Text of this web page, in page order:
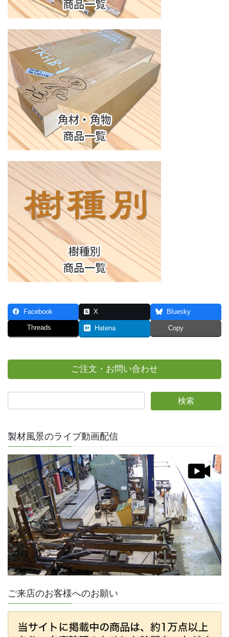
Facebook X Bluesky
Threads Hatena Copy
ご注文・お問い合わせ
製材風景のライブ動画配信
ご来店のお客様へのお願い